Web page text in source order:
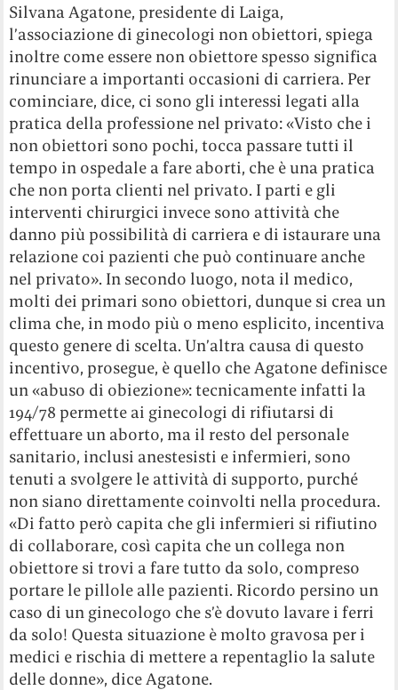
Silvana Agatone, presidente di Laiga,
l’associazione di ginecologi non obiettori, spiega
inoltre come essere non obiettore spesso significa
rinunciare a importanti occasioni di carriera. Per
cominciare, dice, ci sono gli interessi legati alla
pratica della professione nel privato: «Visto che i
non obiettori sono pochi, tocca passare tutti il
tempo in ospedale a fare aborti, che è una pratica
che non porta clienti nel privato. I parti e gli
interventi chirurgici invece sono attività che
danno più possibilità di carriera e di istaurare una
relazione coi pazienti che può continuare anche
nel privato». In secondo luogo, nota il medico,
molti dei primari sono obiettori, dunque si crea un
clima che, in modo più o meno esplicito, incentiva
questo genere di scelta. Un’altra causa di questo
incentivo, prosegue, è quello che Agatone definisce
un «abuso di obiezione»: tecnicamente infatti la
194/78 permette ai ginecologi di rifiutarsi di
effettuare un aborto, ma il resto del personale
sanitario, inclusi anestesisti e infermieri, sono
tenuti a svolgere le attività di supporto, purché
non siano direttamente coinvolti nella procedura.
«Di fatto però capita che gli infermieri si rifiutino
di collaborare, così capita che un collega non
obiettore si trovi a fare tutto da solo, compreso
portare le pillole alle pazienti. Ricordo persino un
caso di un ginecologo che s’è dovuto lavare i ferri
da solo! Questa situazione è molto gravosa per i
medici e rischia di mettere a repentaglio la salute
delle donne», dice Agatone.